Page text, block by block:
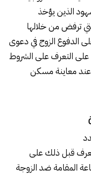
الذين يؤخذ
ترفض من خلالها
الدفوع الزوج في دعوى
على التعرف على الشروط
عند معاينة مسكن
قبل ذلك على
المقامة ضد الزوجة